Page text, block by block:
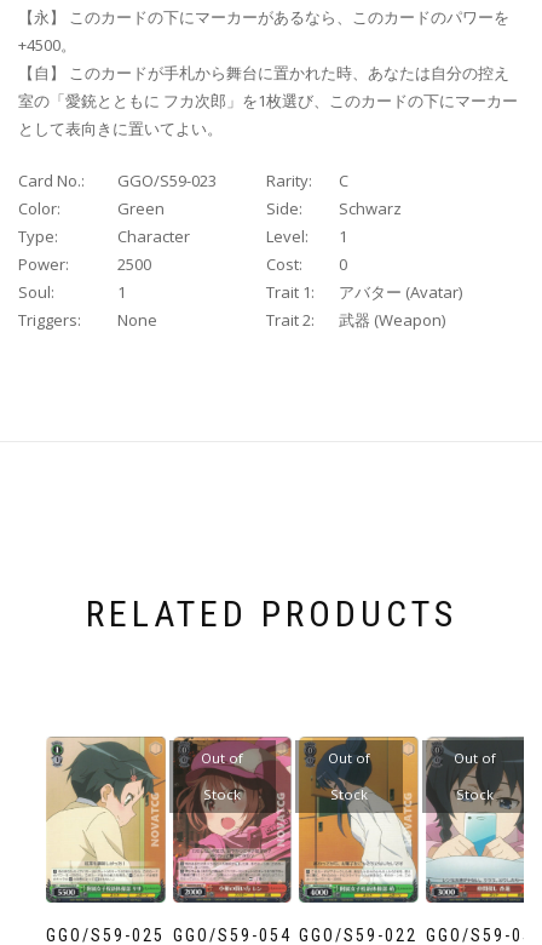
【永】 このカードの下にマーカーがあるなら、このカードのパワーを
+4500。
【自】 このカードが手札から舞台に置かれた時、あなたは自分の控え
室の「愛銃とともに フカ次郎」を1枚選び、このカードの下にマーカー
として表向きに置いてよい。
Card No.: GGO/S59-023 Rarity:
C
Color:
Green Side:
Schwarz
Type:
Character Level:
1
Power:
2500 Cost:
0
Soul:
1 Trait 1:
アバター (Avatar)
Triggers:
None Trait 2: 武器 (Weapon)
RELATED PRODUCTS
GGO/S59-025 GGO/S59-054
Out of
Stock
GGO/S59-022
Out of
Stock
GGO/S59-
Out of
Stock